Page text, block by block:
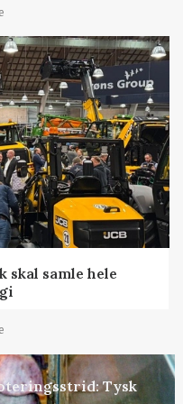
skal samle hele
Tysk